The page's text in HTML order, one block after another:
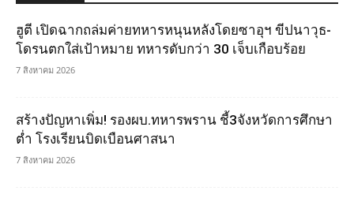
ฮูตี เปิดฉากถล่มค่ายทหารหนุนหลังโดยซาอุฯ ขีปนาวุธ-
โดรนตกใส่เป้าหมาย ทหารดับกว่า 30 เจ็บเกือบร้อย
7 สิงหาคม 2026
สร้างปัญหาเพิ่ม! รองผบ.ทหารพราน ชี้3จังหวัดการศึกษา
ต่ำ โรงเรียนบิดเบือนศาสนา
7 สิงหาคม 2026